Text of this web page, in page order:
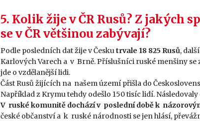
5. Kolik žije v ČR Rusů? Z jakých
se v ČR většinou zabývají?
Podle posledních dat žije v Českutrvale 18 825 Rusů,
Karlových Varech a v Brně. Příslušníci ruské menšiny se
jde o vzdělanější lidi.
Část Rusů žijících na našem území přišla do
Například z Krymu tehdy odešlo 150 tisíc lidí.
V ruské komunitě dochází v poslední době k
české občanství a k ruské národnosti se jen hlásí,